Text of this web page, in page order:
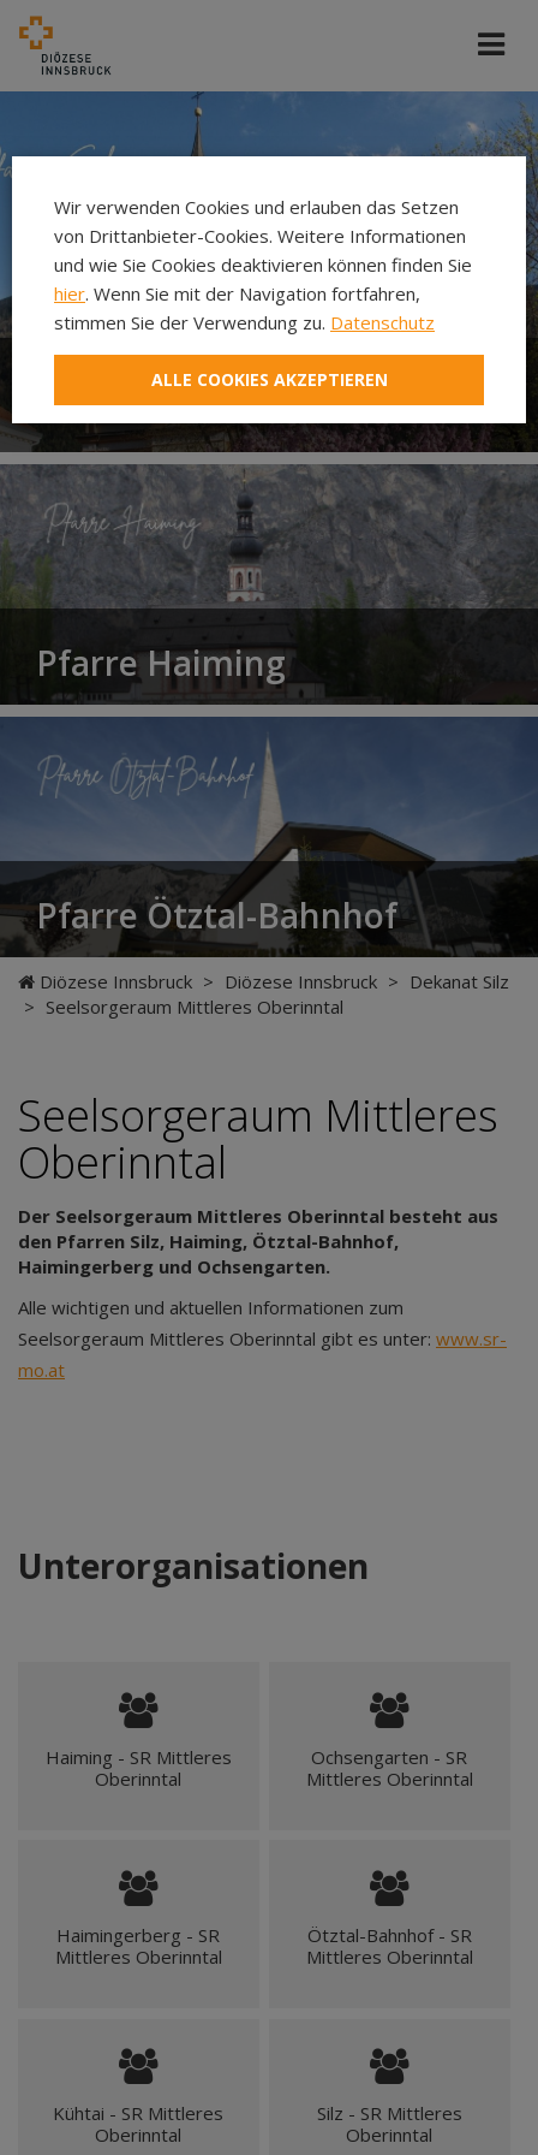
Pfarre Silz
Pfarre Haiming
Pfarre Ötztal-Bahnhof
Diözese Innsbruck > Diözese Innsbruck > Dekanat Silz
> Seelsorgeraum Mittleres Oberinntal
Seelsorgeraum Mittleres
Oberinntal
Der Seelsorgeraum Mittleres Oberinntal besteht aus
den Pfarren Silz, Haiming, Ötztal-Bahnhof,
Haimingerberg und Ochsengarten.
Alle wichtigen und aktuellen Informationen zum
Seelsorgeraum Mittleres Oberinntal gibt es unter: www.sr-
mo.at
Unterorganisationen
Haiming - SR Mittleres
Oberinntal
Ochsengarten - SR
Mittleres Oberinntal
Haimingerberg - SR
Mittleres Oberinntal
Ötztal-Bahnhof - SR
Mittleres Oberinntal
Kühtai - SR Mittleres
Oberinntal
Silz - SR Mittleres
Oberinntal
Wir verwenden Cookies und erlauben das Setzen
von Drittanbieter-Cookies. Weitere Informationen
und wie Sie Cookies deaktivieren können finden Sie
hier. Wenn Sie mit der Navigation fortfahren,
stimmen Sie der Verwendung zu. Datenschutz
ALLE COOKIES AKZEPTIEREN